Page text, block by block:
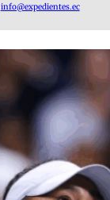
info@expedientes.ec